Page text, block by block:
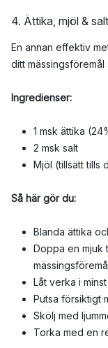
4. Ättika, mjöl & salt
En annan effektiv
ditt
Ingredienser:
1 msk ättika
2 msk salt
Mjöl (tillsätt tills
Så här gör du:
Blanda ättika
Doppa en mjuk
Låt verka i minst
Putsa försiktigt
Skölj med
Torka med en